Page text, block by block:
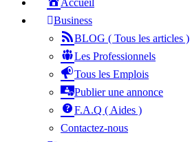
Accueil
Business
BLOG ( Tous les articles )
Les Professionnels
Tous les Emplois
Publier une annonce
F.A.Q ( Aides )
Contactez-nous